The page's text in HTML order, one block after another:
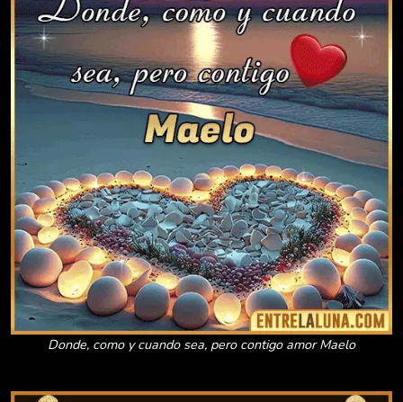
Donde, como y cuando sea, pero contigo amor Maelo